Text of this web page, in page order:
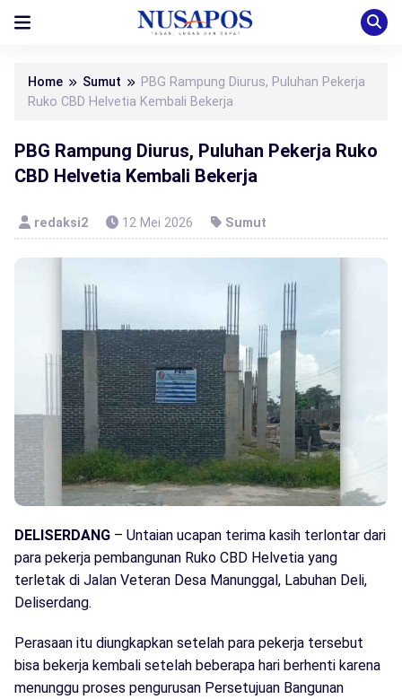
Home Sumut
PBG Rampung Diurus, Puluhan Pekerja
Ruko CBD Helvetia Kembali Bekerja
PBG Rampung Diurus, Puluhan Pekerja Ruko
CBD Helvetia Kembali Bekerja
redaksi2 12 Mei 2026 Sumut
DELISERDANG – Untaian ucapan terima kasih terlontar dari
para pekerja pembangunan Ruko CBD Helvetia yang
terletak di Jalan Veteran Desa Manunggal, Labuhan Deli,
Deliserdang.
Perasaan itu diungkapkan setelah para pekerja tersebut
bisa bekerja kembali setelah beberapa hari berhenti karena
menunggu proses pengurusan Persetujuan Bangunan